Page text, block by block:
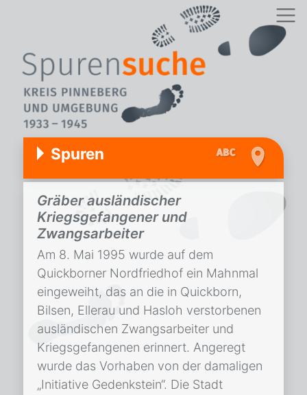
Spuren
Gräber ausländischer
Kriegsgefangener und
Zwangsarbeiter
Am 8. Mai 1995 wurde auf dem
Quickborner Nordfriedhof ein Mahnmal
eingeweiht, das an die in Quickborn,
Bilsen, Ellerau und Hasloh verstorbenen
ausländischen Zwangsarbeiter und
Kriegsgefangenen erinnert. Angeregt
wurde das Vorhaben von der damaligen
„Initiative Gedenkstein“. Die Stadt